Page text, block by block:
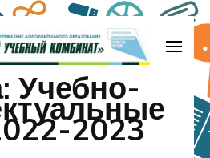
учебный
Учебно-
2023